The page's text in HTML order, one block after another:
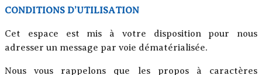
CONDITIONS D’UTILISATION
Cet espace est mis à votre disposition pour nous
adresser un message par voie dématérialisée.
Nous vous rappelons que les propos à caractères